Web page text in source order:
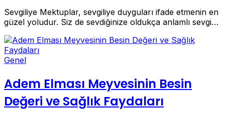
Sevgiliye Mektuplar, sevgiliye duyguları ifade etmenin en
güzel yoludur. Siz de sevdiğinize oldukça anlamlı sevgi…
Genel
Adem Elması Meyvesinin Besin
Değeri ve Sağlık Faydaları